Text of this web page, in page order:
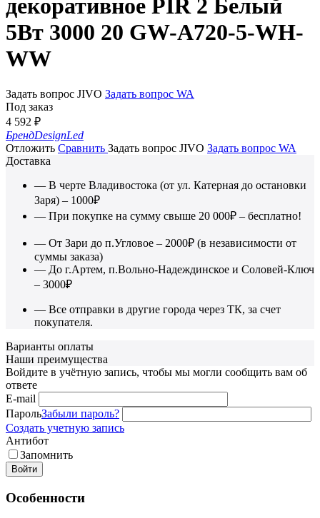
декоративное PIR 2 Белый
5Вт 3000 20 GW-A720-5-WH-
WW
Задать вопрос JIVO Задать вопрос WA
Под заказ
4 592 ₽
БрендDesignLed
Отложить Сравнить Задать вопрос JIVO Задать вопрос WA
Доставка
— В черте Владивостока (от ул. Катерная до остановки
Заря) – 1000₽
— При покупке на сумму свыше 20 000₽ – бесплатно!
— От Зари до п.Угловое – 2000₽ (в независимости от
суммы заказа)
— До г.Артем, п.Вольно-Надеждинское и Соловей-Ключ
– 3000₽
— Все отправки в другие города через ТК, за счет
покупателя.
Варианты оплаты
Наши преимущества
Войдите в учётную запись, чтобы мы могли сообщить вам об
ответе
E-mail
ПарольЗабыли пароль?
Создать учетную запись
Антибот
Запомнить
Войти
Особенности